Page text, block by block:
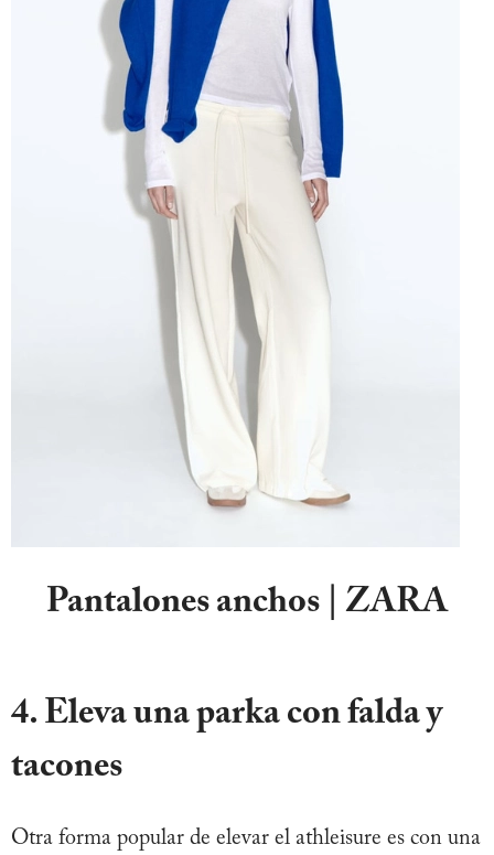
Pantalones anchos | ZARA
4. Eleva una parka con falda y
tacones
Otra forma popular de elevar el athleisure es con una